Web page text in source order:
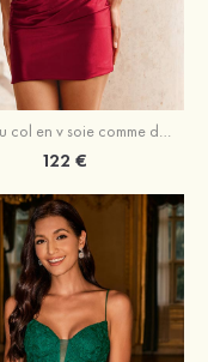
Fourreau col en v soie comme du satin courte/mini robe de fête de la rentrée avec paillettes
122 €